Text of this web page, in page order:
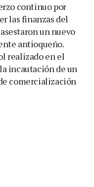
continuo por
las finanzas del
un nuevo
antioqueño.
realizado en el
incautación de un
comercialización